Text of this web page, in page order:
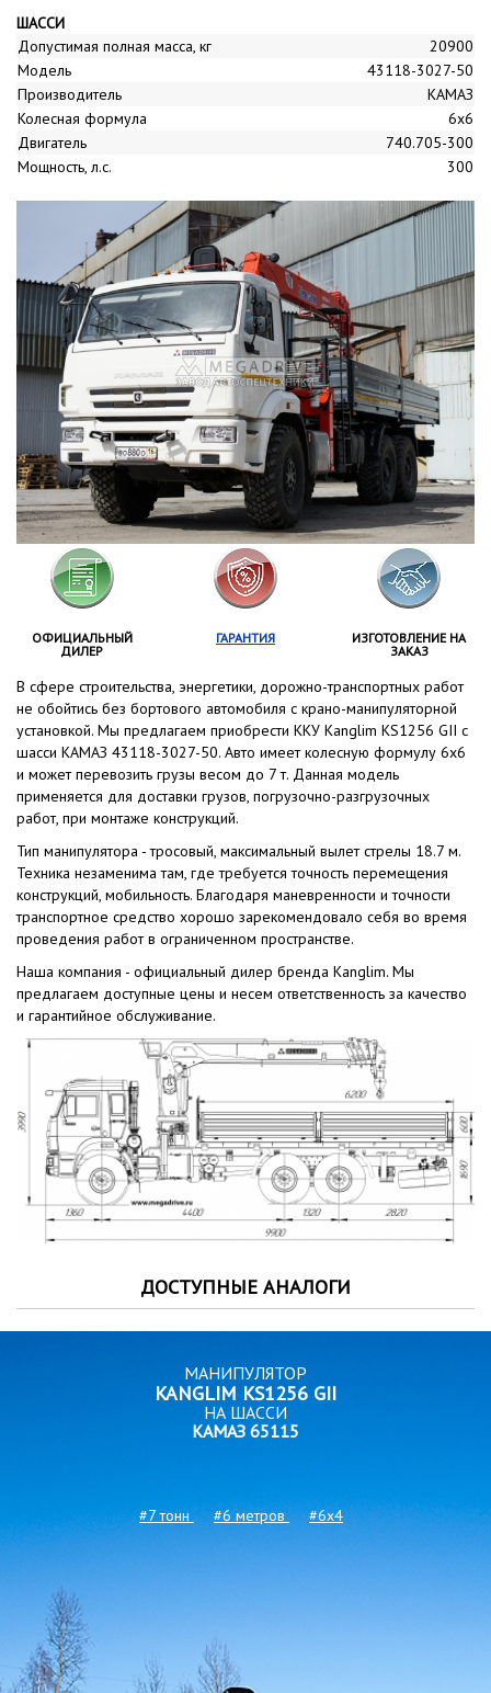
ШАССИ
Допустимая полная масса, кг
20900
Модель
43118-3027-50
Производитель
КАМАЗ
Колесная формула
6x6
Двигатель
740.705-300
Мощность, л.с.
300
ОФИЦИАЛЬНЫЙ
ДИЛЕР
ГАРАНТИЯ
ИЗГОТОВЛЕНИЕ НА
ЗАКАЗ
В сфере строительства, энергетики, дорожно-транспортных работ
не обойтись без бортового автомобиля с крано-манипуляторной
установкой. Мы предлагаем приобрести ККУ Kanglim KS1256 GII с
шасси КАМАЗ 43118-3027-50. Авто имеет колесную формулу 6x6
и может перевозить грузы весом до 7 т. Данная модель
применяется для доставки грузов, погрузочно-разгрузочных
работ, при монтаже конструкций.
Тип манипулятора - тросовый, максимальный вылет стрелы 18.7 м.
Техника незаменима там, где требуется точность перемещения
конструкций, мобильность. Благодаря маневренности и точности
транспортное средство хорошо зарекомендовало себя во время
проведения работ в ограниченном пространстве.
Наша компания - официальный дилер бренда Kanglim. Мы
предлагаем доступные цены и несем ответственность за качество
и гарантийное обслуживание.
ДОСТУПНЫЕ АНАЛОГИ
МАНИПУЛЯТОР
KANGLIM KS1256 GII
НА ШАССИ
КАМАЗ 65115
#7 тонн #6 метров #6x4